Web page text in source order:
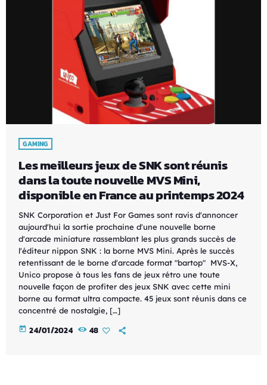
GAMING
Les meilleurs jeux de SNK sont réunis
dans la toute nouvelle MVS Mini,
disponible en France au printemps 2024
SNK Corporation et Just For Games sont ravis d'annoncer
aujourd'hui la sortie prochaine d'une nouvelle borne
d'arcade miniature rassemblant les plus grands succès de
l'éditeur nippon SNK : la borne MVS Mini. Après le succès
retentissant de le borne d'arcade format "bartop" MVS-X,
Unico propose à tous les fans de jeux rétro une toute
nouvelle façon de profiter des jeux SNK avec cette mini
borne au format ultra compacte. 45 jeux sont réunis dans ce
concentré de nostalgie, […]
today 24/01/2024 48